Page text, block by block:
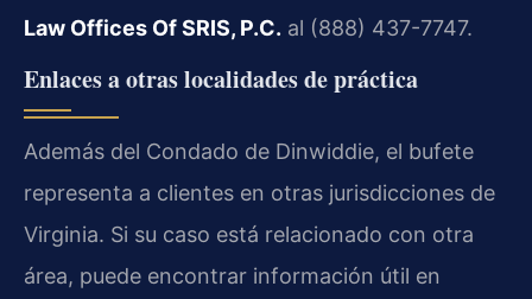
Law Offices Of SRIS, P.C. al (888) 437-7747.
Enlaces a otras localidades de práctica
Además del Condado de Dinwiddie, el bufete
representa a clientes en otras jurisdicciones de
Virginia. Si su caso está relacionado con otra
área, puede encontrar información útil en